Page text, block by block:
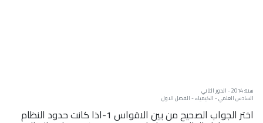
سنة: 2014 - الدور الثاني
السادس العلمي - الكيمياء - الفصل الاول
اختر الجواب الصحيح من بين الاقواس 1-اذا كانت حدود النظام